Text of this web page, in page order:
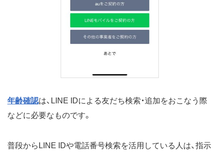
年齢確認は、LINE IDによる友だち検索・追加をおこなう際
などに必要なものです。
普段からLINE IDや電話番号検索を活用している人は、指示